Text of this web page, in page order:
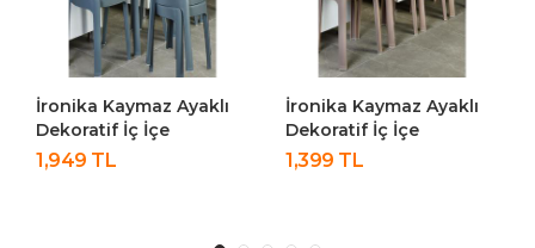
İronika Kaymaz Ayaklı
Dekoratif İç İçe
Geçebilen Plastik
Tabure Mutfak Bahçe
1,949 TL
İronika Kaymaz Ayaklı
Dekoratif İç İçe
Geçebilen Plastik
Tabure Mutfak Bahçe
1,399 TL